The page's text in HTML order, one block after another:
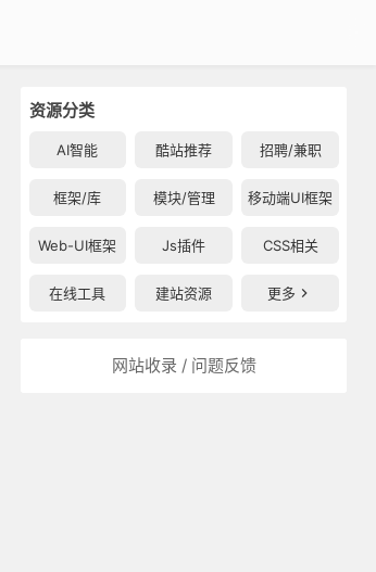
资源分类
AI智能 酷站推荐 招聘/兼职
框架/库 模块/管理 移动端UI框架
Web-UI框架 Js插件 CSS相关
在线工具 建站资源 更多
网站收录 / 问题反馈